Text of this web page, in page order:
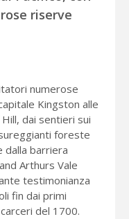
riserve
numerose
Kingston alle
dai sentieri sui
foreste
dalla barriera
Arthurs Vale
testimonianza
fin dai primi
del 1700.